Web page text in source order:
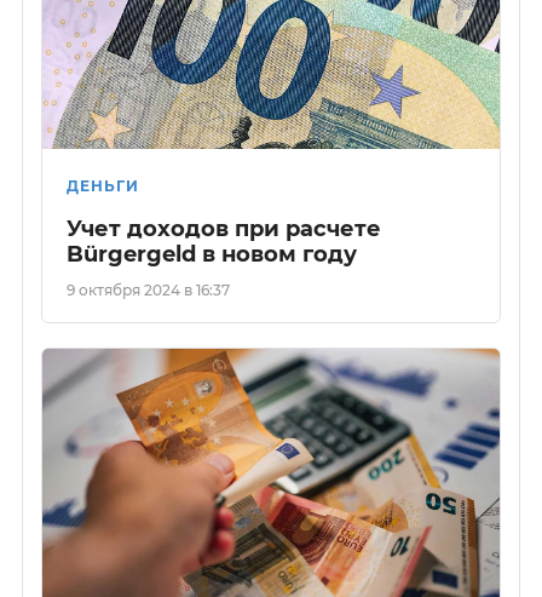
ДЕНЬГИ
Учет доходов при расчете
Bürgergeld в новом году
9 октября 2024 в 16:37